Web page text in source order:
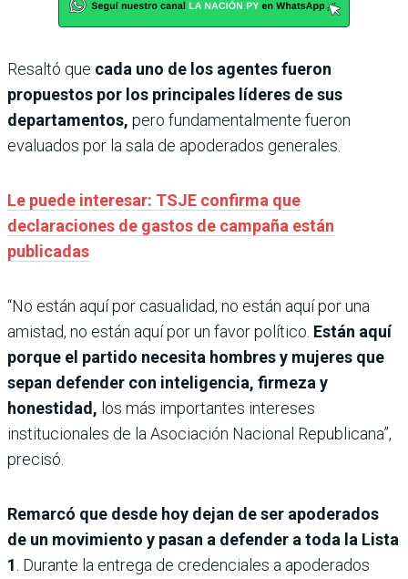
Resaltó que cada uno de los agentes fueron
propuestos por los principales líderes de sus
departamentos, pero fundamentalmente fueron
evaluados por la sala de apoderados generales.
Le puede interesar: TSJE confirma que
declaraciones de gastos de campaña están
publicadas
“No están aquí por casualidad, no están aquí por una
amistad, no están aquí por un favor político. Están aquí
porque el partido necesita hombres y mujeres que
sepan defender con inteligencia, firmeza y
honestidad, los más importantes intereses
institucionales de la Asociación Nacional Republicana”,
precisó.
Remarcó que desde hoy dejan de ser apoderados
de un movimiento y pasan a defender a toda la Lista
1 . Durante la entrega de credenciales a apoderados